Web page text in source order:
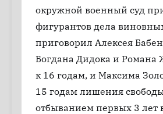
окружной военный суд
фигурантов дела
приговорил Алексея
Богдана Дидока и
к 16 годам, и Максима
15 годам лишения
отбыванием первых 3 лет